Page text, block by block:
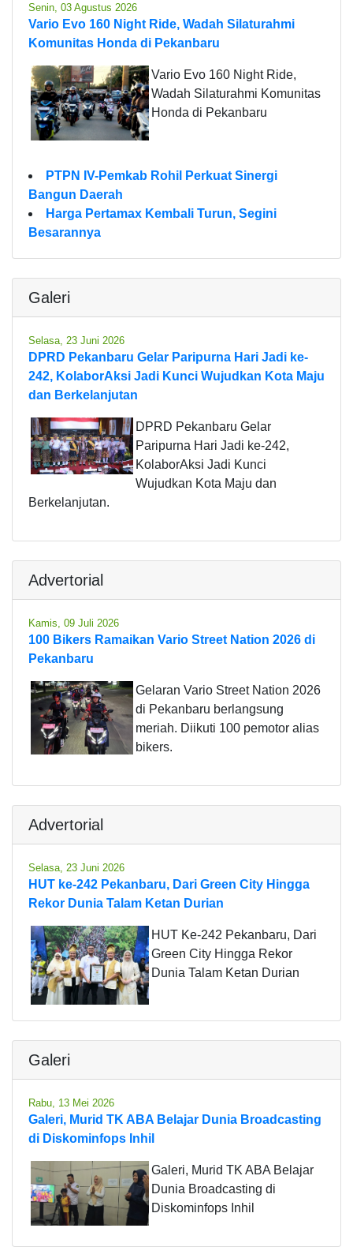
Senin, 03 Agustus 2026
Vario Evo 160 Night Ride, Wadah Silaturahmi
Komunitas Honda di Pekanbaru
Vario Evo 160 Night Ride,
Wadah Silaturahmi Komunitas
Honda di Pekanbaru
PTPN IV-Pemkab Rohil Perkuat Sinergi
Bangun Daerah
Harga Pertamax Kembali Turun, Segini
Besarannya
Galeri
Selasa, 23 Juni 2026
DPRD Pekanbaru Gelar Paripurna Hari Jadi ke-
242, KolaborAksi Jadi Kunci Wujudkan Kota Maju
dan Berkelanjutan
DPRD Pekanbaru Gelar
Paripurna Hari Jadi ke-242,
KolaborAksi Jadi Kunci
Wujudkan Kota Maju dan
Berkelanjutan.
Advertorial
Kamis, 09 Juli 2026
100 Bikers Ramaikan Vario Street Nation 2026 di
Pekanbaru
Gelaran Vario Street Nation 2026
di Pekanbaru berlangsung
meriah. Diikuti 100 pemotor alias
bikers.
Advertorial
Selasa, 23 Juni 2026
HUT ke-242 Pekanbaru, Dari Green City Hingga
Rekor Dunia Talam Ketan Durian
HUT Ke-242 Pekanbaru, Dari
Green City Hingga Rekor
Dunia Talam Ketan Durian
Galeri
Rabu, 13 Mei 2026
Galeri, Murid TK ABA Belajar Dunia Broadcasting
di Diskominfops Inhil
Galeri, Murid TK ABA Belajar
Dunia Broadcasting di
Diskominfops Inhil